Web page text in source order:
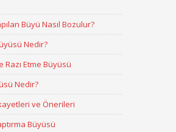
Büyü Nasıl Bozulur?
Nedir?
Razı Etme Büyüsü
Nedir?
ve Önerileri
Büyüsü